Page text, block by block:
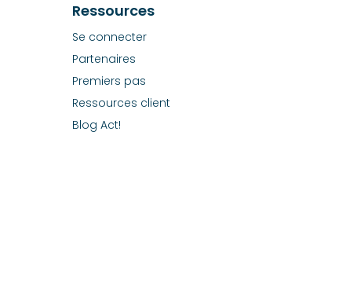
Ressources
Se connecter
Partenaires
Premiers pas
Ressources client
Blog Act!